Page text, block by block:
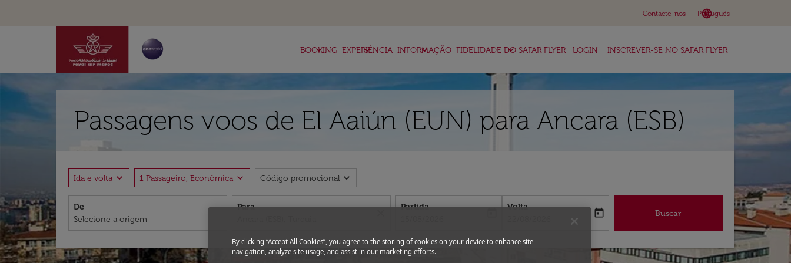
Contacte-nos language
Português
keyboard_arrow_down
BOOKING
keyboard_arrow_down EXPERIÊNCIA
keyboard_arrow_down INFORMAÇÃO
keyboard_arrow_down FIDELIDADE DO SAFAR FLYER
keyboard_arrow_down LOGIN INSCREVER-SE NO SAFAR FLYER
Passagens voos de El Aaiún (EUN) para Ancara (ESB)
Ida e volta expand_more 1 Passageiro, Econômica expand_more Código promocional expand_more
De Para
Partida
Volta
fc-booking-return-date-aria-label
today Buscar
By clicking “Accept All Cookies”, you agree to the storing of cookies on your device to enhance site
navigation, analyze site usage, and assist in our marketing efforts.